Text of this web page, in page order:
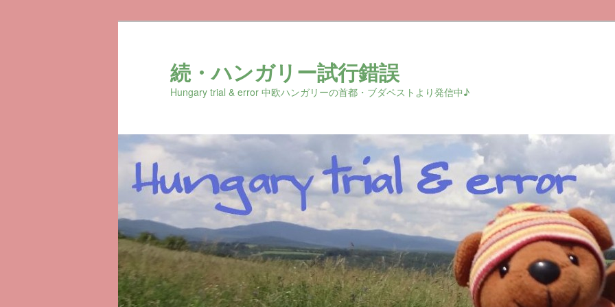
続・ハンガリー試行錯誤
Hungary trial & error 中欧ハンガリーの首都・ブダペストより発信中♪